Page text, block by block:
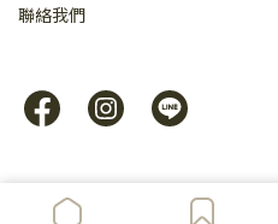
聯絡我們
Copyright © 55GO。生活好好購